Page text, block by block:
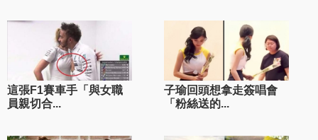
這張F1賽車手「與女職
員親切合...
子瑜回頭想拿走簽唱會
「粉絲送的...